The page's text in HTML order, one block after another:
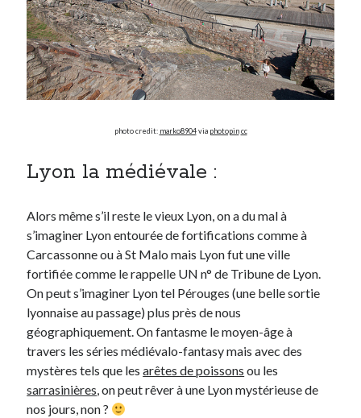
Bon plan du dimanche
Coup de coeur
Daddy
Engagé
Geek
Lyon
Lyon à Livre Ouvert
Non classé
Parole de Follower
Patchwork
Photos
Post inutile
Proust
Sons
Sorties cuculturelles
Tavukoi
Vidéos
photo credit: marko8904via photopin cc
Lyon la médiévale :
Alors même s’il reste le vieux Lyon, on a du mal à
s’imaginer Lyon entourée de fortifications comme à
Carcassonne ou à St Malo mais Lyon fut une ville
fortifiée comme le rappelle UN n° de Tribune de Lyon.
On peut s’imaginer Lyon tel Pérouges (une belle sortie
lyonnaise au passage) plus près de nous
géographiquement. On fantasme le moyen-âge à
travers les séries médiévalo-fantasy mais avec des
mystères tels que lesarêtes de poissons ou les
sarrasinières, on peut rêver à une Lyon mystérieuse de
nos jours, non ?